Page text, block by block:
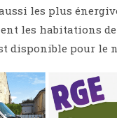
les plus
les habitations de
disponible pour le